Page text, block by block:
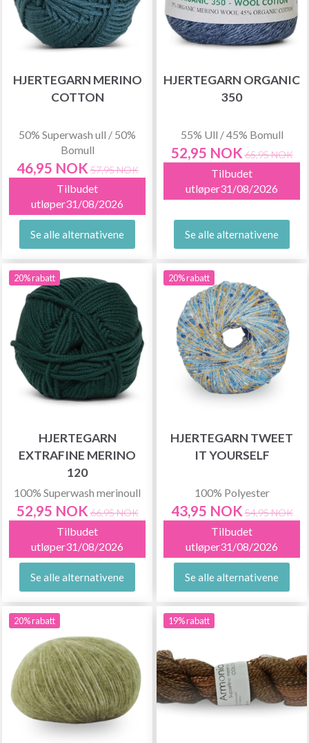
HJERTEGARN MERINO
COTTON
50% Superwash ull / 50%
Bomull
46,95 NOK 57,95 NOK
Tilbudet
utløper31/08/2026
Se alle alternativene
HJERTEGARN ORGANIC
350
55% Ull / 45% Bomull
52,95 NOK 65,95 NOK
Tilbudet
utløper31/08/2026
Se alle alternativene
20% rabatt
HJERTEGARN
EXTRAFINE MERINO
120
100% Superwash merinoull
52,95 NOK 66,95 NOK
Tilbudet
utløper31/08/2026
Se alle alternativene
20% rabatt
HJERTEGARN TWEET
IT YOURSELF
100% Polyester
43,95 NOK 54,95 NOK
Tilbudet
utløper31/08/2026
Se alle alternativene
20% rabatt 19% rabatt